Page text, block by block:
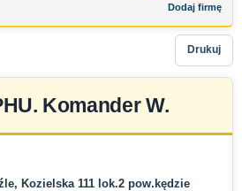
Dodaj firmę
Drukuj
Komander W.
Kozielska 111 lok.2 pow.kędzie